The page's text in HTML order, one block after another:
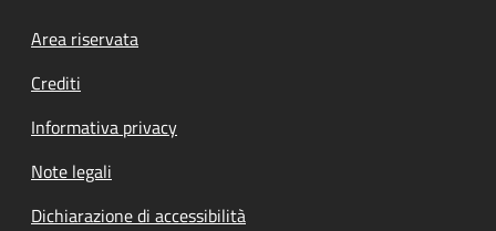
Footer menu
Area riservata
Crediti
Informativa privacy
Note legali
Dichiarazione di accessibilità